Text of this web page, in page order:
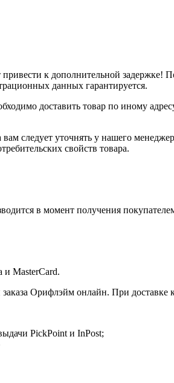
к дополнительной задержке!
данных гарантируется.
доставить товар по иному
следует уточнять у нашего
свойств товара.
в момент получения
MasterCard.
Орифлэйм онлайн. При доставке
PickPoint и InPost;